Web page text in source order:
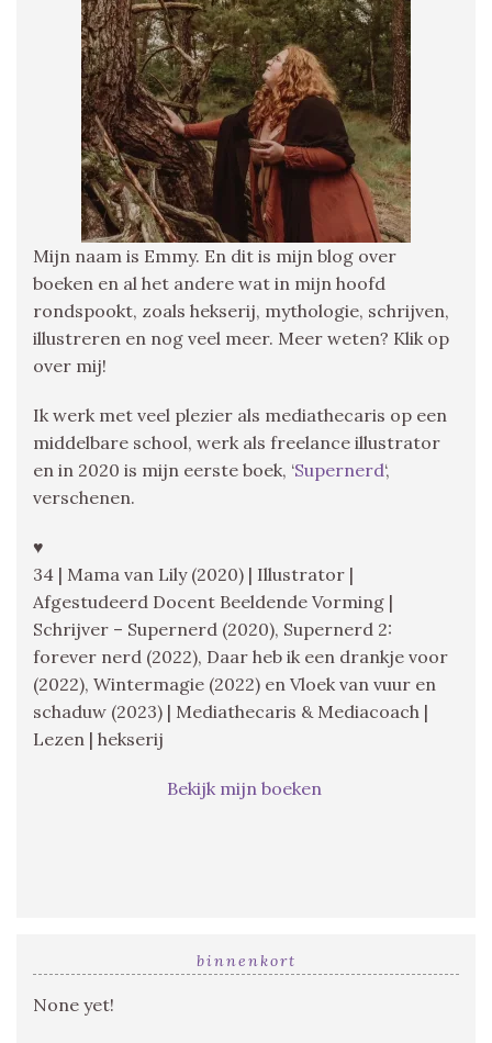
Mijn naam is Emmy. En dit is mijn blog over
boeken en al het andere wat in mijn hoofd
rondspookt, zoals hekserij, mythologie, schrijven,
illustreren en nog veel meer. Meer weten? Klik op
over mij!
Ik werk met veel plezier als mediathecaris op een
middelbare school, werk als freelance illustrator
en in 2020 is mijn eerste boek, ‘Supernerd‘,
verschenen.
♥
34 | Mama van Lily (2020) | Illustrator |
Afgestudeerd Docent Beeldende Vorming |
Schrijver – Supernerd (2020), Supernerd 2:
forever nerd (2022), Daar heb ik een drankje voor
(2022), Wintermagie (2022) en Vloek van vuur en
schaduw (2023) | Mediathecaris & Mediacoach |
Lezen | hekserij
Bekijk mijn boeken
binnenkort
None yet!